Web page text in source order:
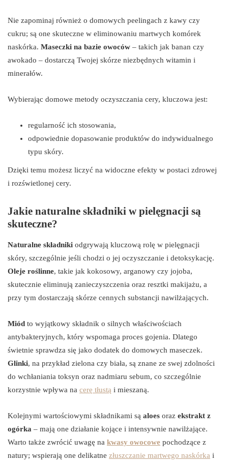
Nie zapominaj również o domowych peelingach z kawy czy
cukru; są one skuteczne w eliminowaniu martwych komórek
naskórka. Maseczki na bazie owoców – takich jak banan czy
awokado – dostarczą Twojej skórze niezbędnych witamin i
minerałów.
Wybierając domowe metody oczyszczania cery, kluczowa jest:
regularność ich stosowania,
odpowiednie dopasowanie produktów do indywidualnego
typu skóry.
Dzięki temu możesz liczyć na widoczne efekty w postaci zdrowej
i rozświetlonej cery.
Jakie naturalne składniki w pielęgnacji są
skuteczne?
Naturalne składniki odgrywają kluczową rolę w pielęgnacji
skóry, szczególnie jeśli chodzi o jej oczyszczanie i detoksykację.
Oleje roślinne, takie jak kokosowy, arganowy czy jojoba,
skutecznie eliminują zanieczyszczenia oraz resztki makijażu, a
przy tym dostarczają skórze cennych substancji nawilżających.
Miód to wyjątkowy składnik o silnych właściwościach
antybakteryjnych, który wspomaga proces gojenia. Dlatego
świetnie sprawdza się jako dodatek do domowych maseczek.
Glinki, na przykład zielona czy biała, są znane ze swej zdolności
do wchłaniania toksyn oraz nadmiaru sebum, co szczególnie
korzystnie wpływa na cerę tłustą i mieszaną.
Kolejnymi wartościowymi składnikami są aloes oraz ekstrakt z
ogórka – mają one działanie kojące i intensywnie nawilżające.
Warto także zwrócić uwagę na kwasy owocowe pochodzące z
natury; wspierają one delikatne złuszczanie martwego naskórka i